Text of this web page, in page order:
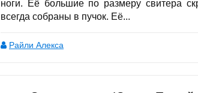
ноги. Её большие по размеру свитера
всегда собраны в пучок. Её...
Райли Алекса